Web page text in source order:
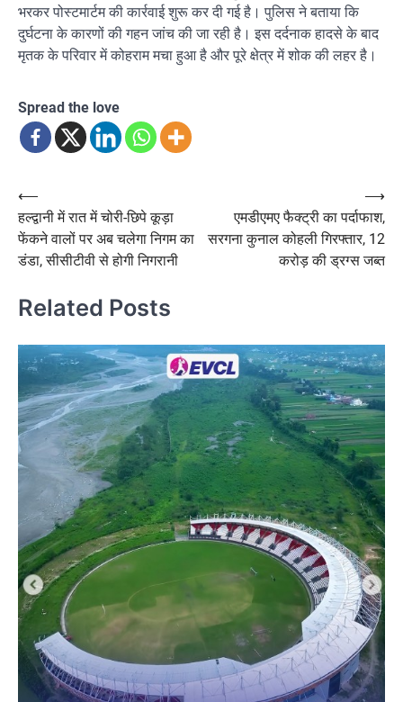
भरकर पोस्टमार्टम की कार्रवाई शुरू कर दी गई है। पुलिस ने बताया कि
दुर्घटना के कारणों की गहन जांच की जा रही है। इस दर्दनाक हादसे के बाद
मृतक के परिवार में कोहराम मचा हुआ है और पूरे क्षेत्र में शोक की लहर है।
Spread the love
Post
navigation
⟵
हल्द्वानी में रात में चोरी-छिपे कूड़ा
फेंकने वालों पर अब चलेगा निगम का
डंडा, सीसीटीवी से होगी निगरानी
एमडीएमए फैक्ट्री का पर्दाफाश,
सरगना कुनाल कोहली गिरफ्तार, 12
करोड़ की ड्रग्स जब्त
⟶
Related Posts